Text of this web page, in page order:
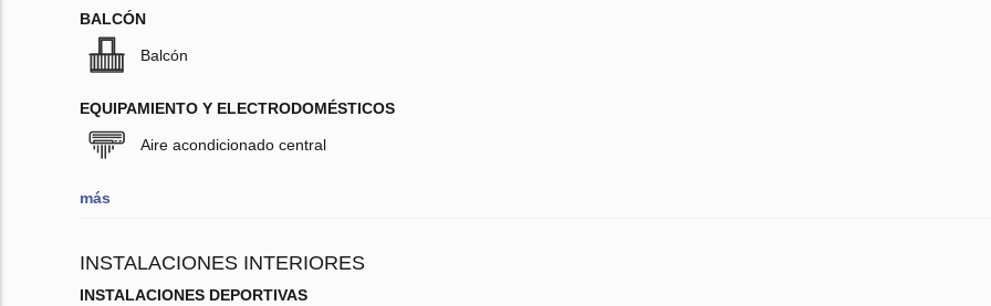
BALCÓN
Balcón
EQUIPAMIENTO Y ELECTRODOMÉSTICOS
Aire acondicionado central
más
INSTALACIONES INTERIORES
INSTALACIONES DEPORTIVAS